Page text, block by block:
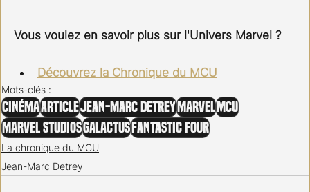
Vous voulez en savoir plus sur l'Univers Marvel ?
Découvrez la Chronique du MCU
Mots-clés :
CinémaArticleJean-Marc DetreyMarvelMCU
Marvel StudiosGalactus Fantastic Four
La chronique du MCU
Jean-Marc Detrey